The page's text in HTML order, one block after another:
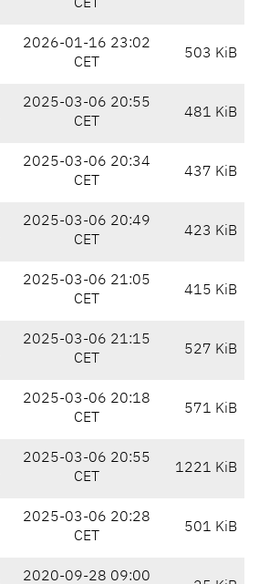
CET
2026-01-16 23:02
CET
503 KiB
2025-03-06 20:55
CET
481 KiB
2025-03-06 20:34
CET
437 KiB
2025-03-06 20:49
CET
423 KiB
2025-03-06 21:05
CET
415 KiB
2025-03-06 21:15
CET
527 KiB
2025-03-06 20:18
CET
571 KiB
2025-03-06 20:55
CET
1221 KiB
2025-03-06 20:28
CET
501 KiB
2020-09-28 09:00